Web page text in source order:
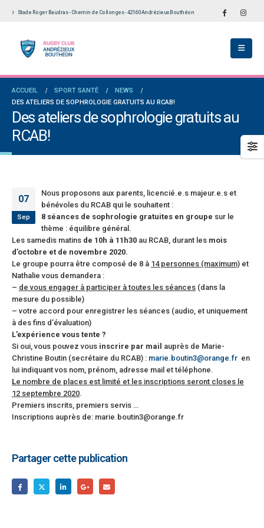
Stade Roger Baudras - Chemin de Collonges - 42160 Andrézieux Bouthéon
ACCUEIL SPORT SANTÉ
NEWS
DES ATELIERS DE SOPHROLOGIE GRATUITS AU RCAB!
Des ateliers de sophrologie gratuits au
RCAB!
07
Sep
Nous proposons aux parents, licencié.e.s majeur.e.s et
bénévoles du RCAB qui le souhaitent :
8 séances de sophrologie gratuites en groupe sur le
thème : équilibre général.
Les samedis matins de 10h à 11h30 au RCAB, durant les mois
d’octobre et de novembre 2020.
Le groupe pourra être composé de 8 à 14 personnes (maximum) et
Nathalie vous demandera :
– de vous engager à participer à toutes les séances (dans la
mesure du possible)
– votre accord pour enregistrer les séances (audio, et uniquement
à des fins d’évaluation)
L’expérience vous tente ?
Si oui, vous pouvez vous inscrire par mail auprès de Marie-
Christine Boutin (secrétaire du RCAB) : marie.boutin3@orange.fr en
lui indiquant vos nom, prénom, adresse mail et téléphone.
Le nombre de places est limité et les inscriptions seront closes le
12 septembre 2020.
Premiers inscrits, premiers servis …
Inscriptions auprès de: marie.boutin3@orange.fr
Partager cette publication
en Fédérale 2 et Fédérale B: de
connaissances et un nouveau venu
2026
senior: tout un programme de
pour être prêt le 13 septembre!
2026
Ligue Aura: les +35 des « 5glés » vice-
Bilan des seniors garçons par Philippe
dans Le Progrès
6 mai 2026
Fédérale 2 et Fédérale B: finir sur une bonne